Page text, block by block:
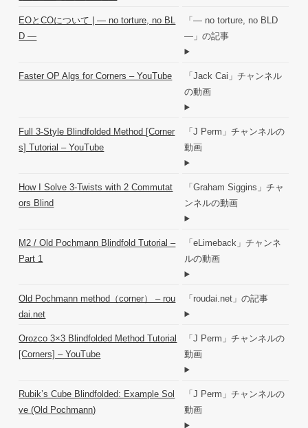
EOとCOについて | ― no torture, no BL
D ―
「― no torture, no BLD
―」の記事
Faster OP Algs for Corners – YouTube
「Jack Cai」チャンネル
の動画
Full 3-Style Blindfolded Method [Corner
s] Tutorial – YouTube
「J Perm」チャンネルの
動画
How I Solve 3-Twists with 2 Commutat
ors Blind
「Graham Siggins」チャ
ンネルの動画
M2 / Old Pochmann Blindfold Tutorial –
Part 1
「eLimeback」チャンネ
ルの動画
Old Pochmann method（corner） – rou
dai.net
「roudai.net」の記事
Orozco 3×3 Blindfolded Method Tutorial
[Corners] – YouTube
「J Perm」チャンネルの
動画
Rubik’s Cube Blindfolded: Example Sol
ve (Old Pochmann)
「J Perm」チャンネルの
動画